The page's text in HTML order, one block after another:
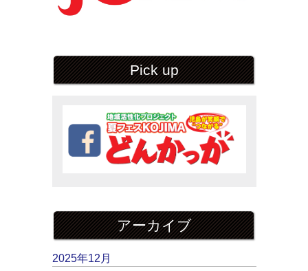
Pick up
アーカイブ
2025年12月